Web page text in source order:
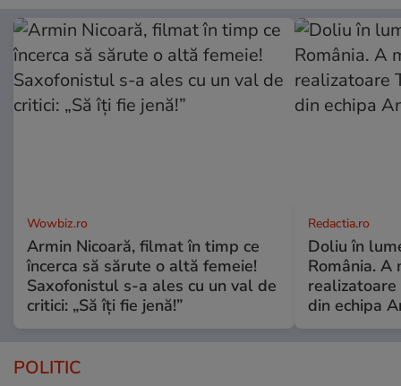
Wowbiz.ro
Armin Nicoară, filmat în timp ce
încerca să sărute o altă femeie!
Saxofonistul s-a ales cu un val de
critici: „Să îți fie jenă!”
Redactia.ro
Doliu în
România. A
din echipa
POLITIC